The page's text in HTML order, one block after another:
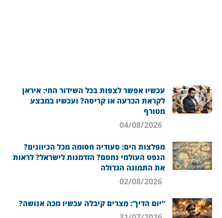
עכשיו אפשר לצפות בכל השידור החי: איראן
לקראת הכרעה או קריסה? ועכשיו במבצע
מטורף
מפלצות הים: סעודיה חסומה מכל הכיוונים?
הנפט העולמי נחסם? הזדמנות לישראל? לראות
את התמונה הגדולה
“יום הדין”: מצרים קיבלה עכשיו מכה אנושה?